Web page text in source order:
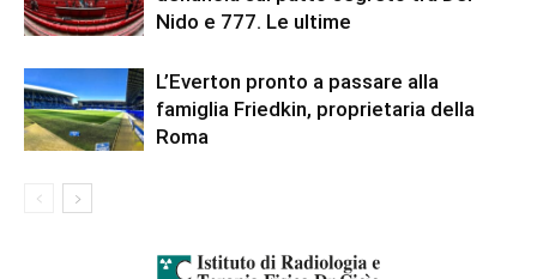
Nido e 777. Le ultime
L’Everton pronto a passare alla
famiglia Friedkin, proprietaria della
Roma